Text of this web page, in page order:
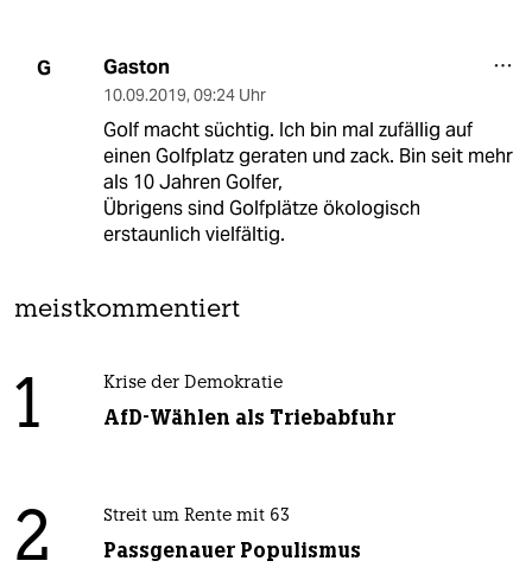
G Gaston
10.09.2019, 09:24 Uhr
Golf macht süchtig. Ich bin mal zufällig auf
einen Golfplatz geraten und zack. Bin seit mehr
als 10 Jahren Golfer,
Übrigens sind Golfplätze ökologisch
erstaunlich vielfältig.
meistkommentiert
1 Krise der Demokratie
AfD-Wählen als Triebabfuhr
2 Streit um Rente mit 63
Passgenauer Populismus